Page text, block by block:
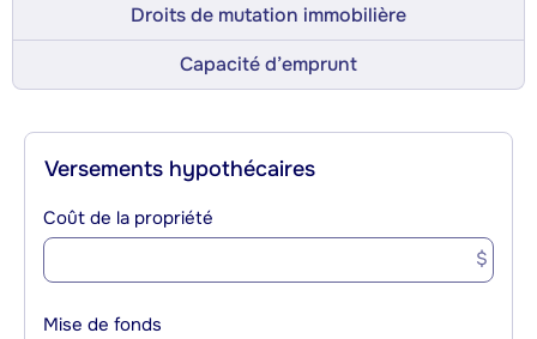
Droits de mutation immobilière
Capacité d’emprunt
Versements hypothécaires
Coût de la propriété
$
Mise de fonds